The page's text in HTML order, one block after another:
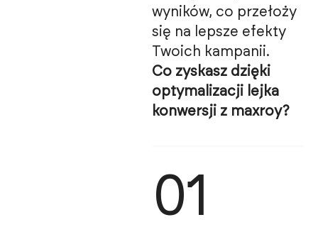
wyników, co przełoży
się na lepsze efekty
Twoich kampanii.
Co zyskasz dzięki
optymalizacji lejka
konwersji z maxroy?
01